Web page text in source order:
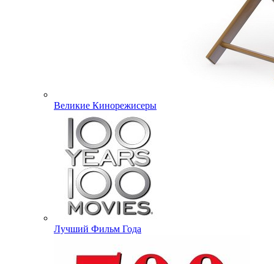
Великие Кинорежисеры
Лучший Фильм Года